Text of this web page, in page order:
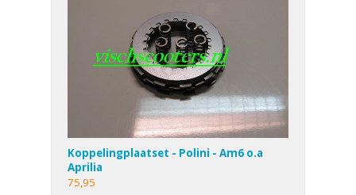
Koppelingplaatset - Polini - Am6 o.a
Aprilia
75,95